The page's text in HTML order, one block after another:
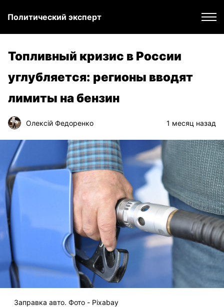
Политический эксперт
Топливный кризис в России
углубляется: регионы вводят
лимиты на бензин
Олексій Федоренко 1 месяц назад
Заправка авто. Фото - Pixabay